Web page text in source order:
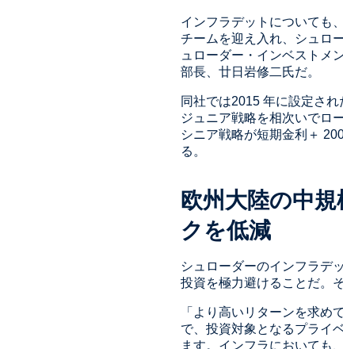
インフラデットについても
チームを迎え入れ、シュロ
ュローダー・インベストメ
部長、廿日岩修二氏だ。
同社では2015 年に設定さ
ジュニア戦略を相次いでロ
シニア戦略が短期金利＋
る。
欧州大陸の中
クを低減
シュローダーのインフラデ
投資を極力避けることだ。
「より高いリターンを求め
で、投資対象となるプライ
ます。インフラにおいても